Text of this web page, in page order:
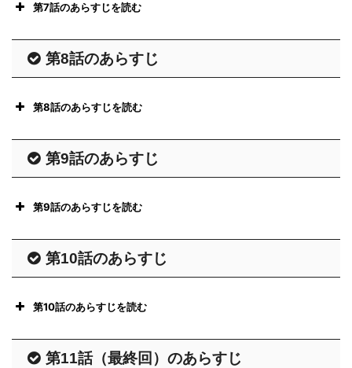
silent - フジテレビ
silent - フジテレビ
silent - フジテレビ
silent - フジテレビ
silent - フジテレビ
第7話のあらすじを読む
第8話のあらすじ
第8話のあらすじを読む
第9話のあらすじ
第9話のあらすじを読む
第10話のあらすじ
第10話のあらすじを読む
第11話（最終回）のあらすじ